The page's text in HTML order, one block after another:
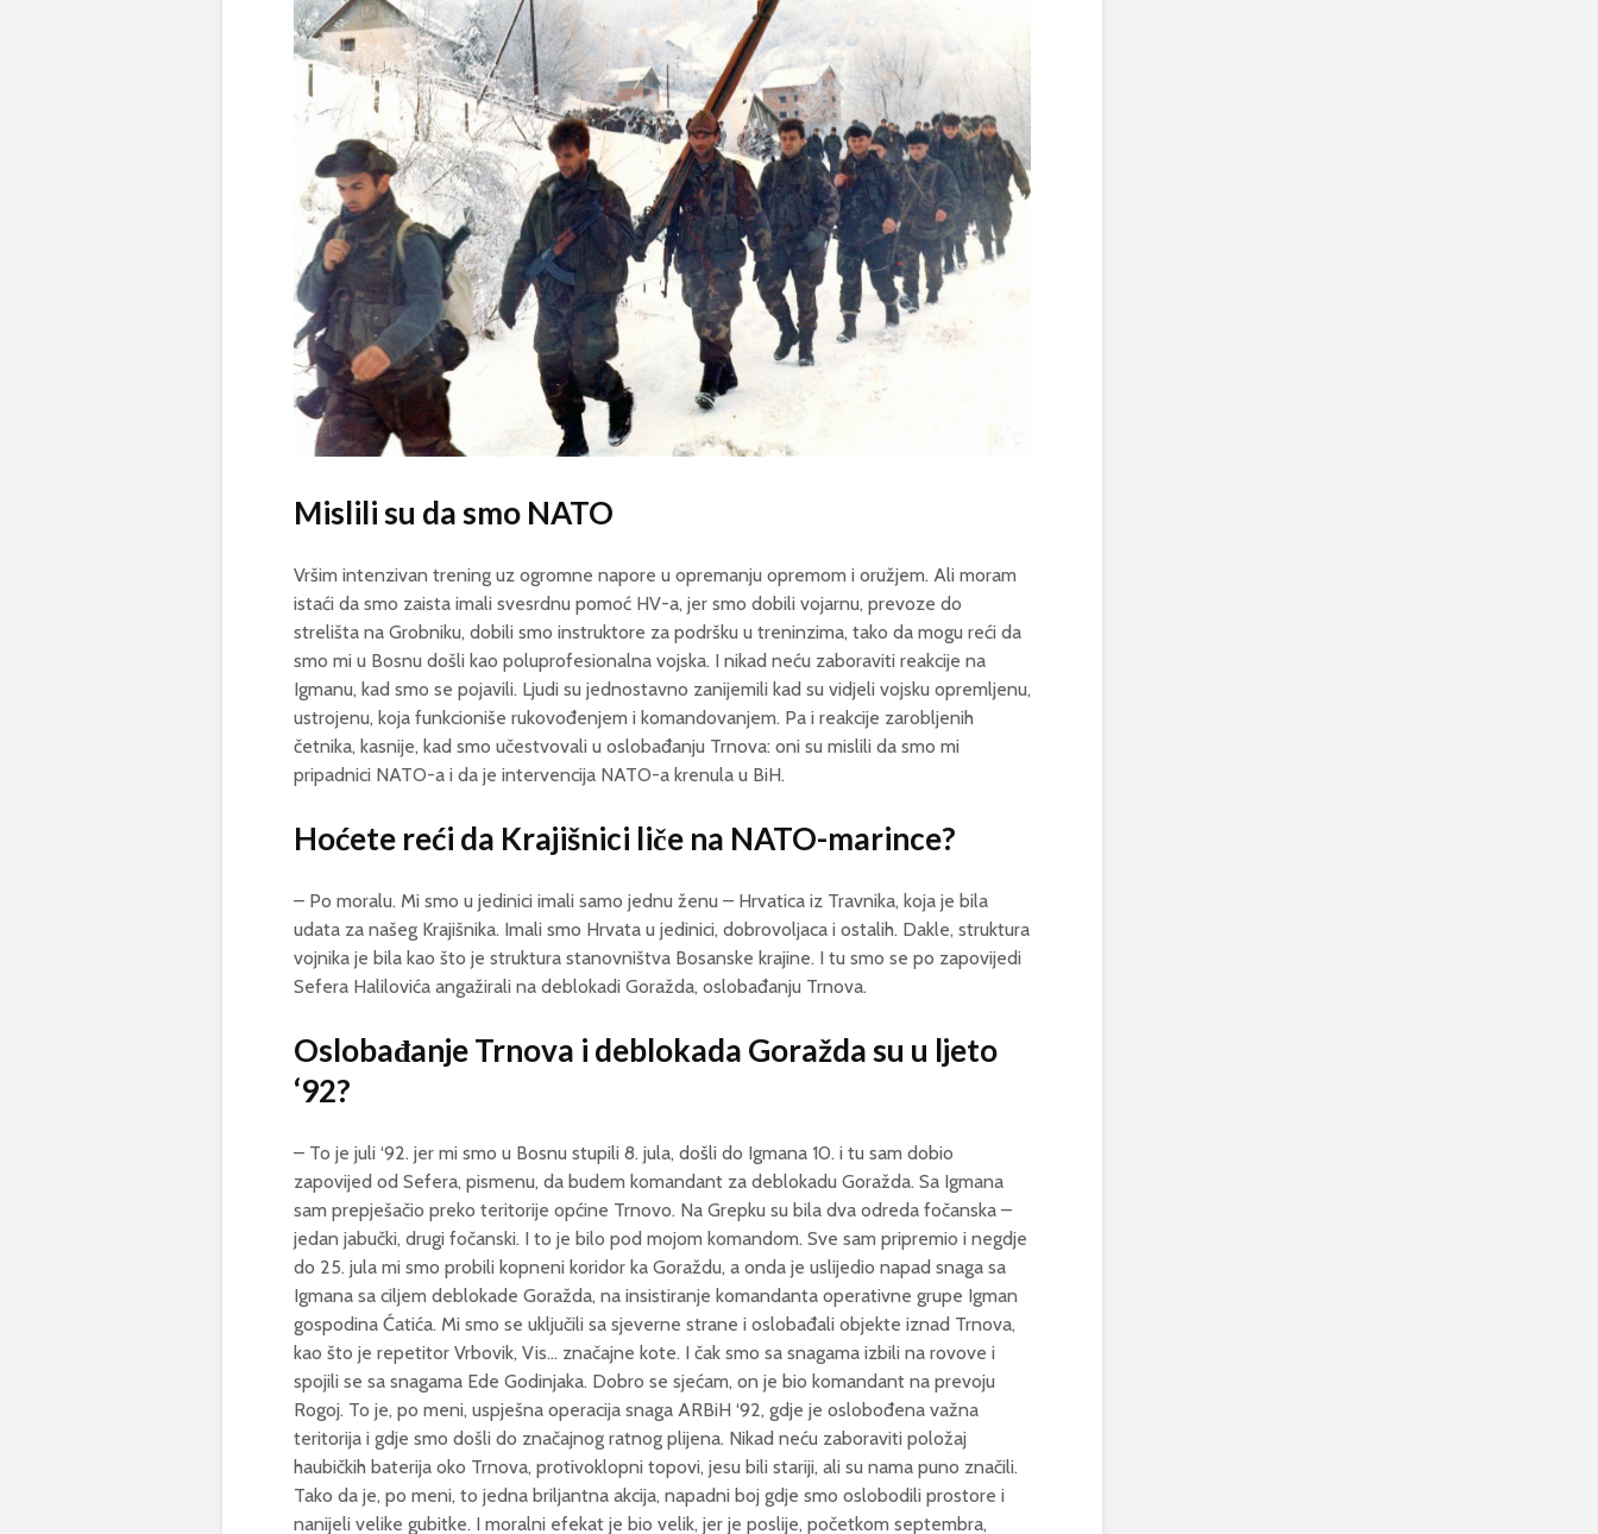
Mislili su da smo NATO
Vršim intenzivan trening uz ogromne napore u opremanju opremom i oružjem. Ali moram
istaći da smo zaista imali svesrdnu pomoć HV-a, jer smo dobili vojarnu, prevoze do
strelišta na Grobniku, dobili smo instruktore za podršku u treninzima, tako da mogu reći da
smo mi u Bosnu došli kao poluprofesionalna vojska. I nikad neću zaboraviti reakcije na
Igmanu, kad smo se pojavili. Ljudi su jednostavno zanijemili kad su vidjeli vojsku opremljenu,
ustrojenu, koja funkcioniše rukovođenjem i komandovanjem. Pa i reakcije zarobljenih
četnika, kasnije, kad smo učestvovali u oslobađanju Trnova: oni su mislili da smo mi
pripadnici NATO-a i da je intervencija NATO-a krenula u BiH.
Hoćete reći da Krajišnici liče na NATO-marince?
– Po moralu. Mi smo u jedinici imali samo jednu ženu – Hrvatica iz Travnika, koja je bila
udata za našeg Krajišnika. Imali smo Hrvata u jedinici, dobrovoljaca i ostalih. Dakle, struktura
vojnika je bila kao što je struktura stanovništva Bosanske krajine. I tu smo se po zapovijedi
Sefera Halilovića angažirali na deblokadi Goražda, oslobađanju Trnova.
Oslobađanje Trnova i deblokada Goražda su u ljeto
‘92?
– To je juli ‘92. jer mi smo u Bosnu stupili 8. jula, došli do Igmana 10. i tu sam dobio
zapovijed od Sefera, pismenu, da budem komandant za deblokadu Goražda. Sa Igmana
sam prepješačio preko teritorije općine Trnovo. Na Grepku su bila dva odreda fočanska –
jedan jabučki, drugi fočanski. I to je bilo pod mojom komandom. Sve sam pripremio i negdje
do 25. jula mi smo probili kopneni koridor ka Goraždu, a onda je uslijedio napad snaga sa
Igmana sa ciljem deblokade Goražda, na insistiranje komandanta operativne grupe Igman
gospodina Ćatića. Mi smo se uključili sa sjeverne strane i oslobađali objekte iznad Trnova,
kao što je repetitor Vrbovik, Vis… značajne kote. I čak smo sa snagama izbili na rovove i
spojili se sa snagama Ede Godinjaka. Dobro se sjećam, on je bio komandant na prevoju
Rogoj. To je, po meni, uspješna operacija snaga ARBiH ‘92, gdje je oslobođena važna
teritorija i gdje smo došli do značajnog ratnog plijena. Nikad neću zaboraviti položaj
haubičkih baterija oko Trnova, protivoklopni topovi, jesu bili stariji, ali su nama puno značili.
Tako da je, po meni, to jedna briljantna akcija, napadni boj gdje smo oslobodili prostore i
nanijeli velike gubitke. I moralni efekat je bio velik, jer je poslije, početkom septembra,